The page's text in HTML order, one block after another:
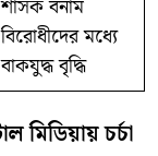
শাসক বনাম
বিরোধীদের মধ্যে
বাকযুদ্ধ বৃদ্ধি
মিডিয়ায় চর্চা